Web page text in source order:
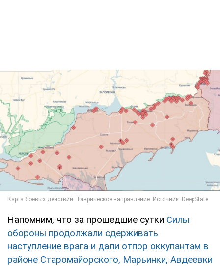
Напомним, что за прошедшие сутки Силы
обороны продолжали сдерживать
наступление врага и дали отпор оккупантам в
районе Старомайорского, Марьинки, Авдеевки